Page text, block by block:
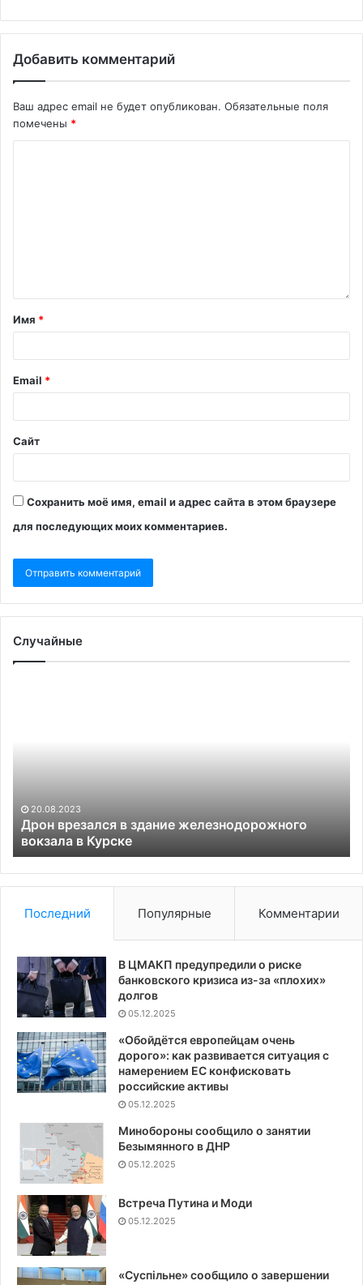
Добавить комментарий
Ваш адрес email не будет опубликован. Обязательные поля
помечены *
Имя *
Email *
Сайт
Сохранить моё имя, email и адрес сайта в этом браузере
для последующих моих комментариев.
Случайные
Курске20.08.2023
Дрон врезался в здание железнодорожного
вокзала в Курске
Последний Популярные Комментарии
В ЦМАКП предупредили о риске
банковского кризиса из-за «плохих»
долгов
05.12.2025
«Обойдётся европейцам очень
дорого»: как развивается ситуация с
намерением ЕС конфисковать
российские активы
05.12.2025
Минобороны сообщило о занятии
Безымянного в ДНР
05.12.2025
Встреча Путина и Моди
05.12.2025
«Суспiльне» сообщило о завершении